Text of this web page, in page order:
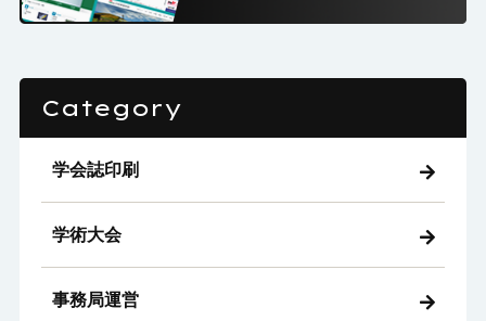
Category
学会誌印刷
学術大会
事務局運営